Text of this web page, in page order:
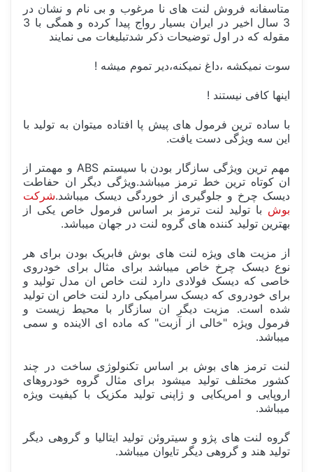
متاسفانه فروش لنت های نا مرغوب و بی نام و نشان در
3 سال اخیر در ایران بسیار رواج پیدا کرده و همگی با 3
مقوله که در اول توضیحات ذکر شدتبلیغات می نمایند
سوت نمیکشه ،داغ نمیکنه،دیر تموم میشه !
اینها کافی نیستند !
با ساده ترین فرمول های پیش پا افتاده میتوان به تولید با
این سه ویژگی دست یافت.
مهم ترین ویژگی سازگار بودن با سیستم ABS و مهمتر از
ان کوتاه ترین خط ترمز میباشد.ویژگی دیگر ان حفاطت
دیسک چرخ و جلوگیری از خوردگی دیسک میباشد.شرکت
بوش با تولید لنت ترمز بر اساس فرمول خاص یکی از
بهترین تولید کننده های گروه لنت در جهان میباشد.
از مزیت های ویژه لنت های بوش فابریک بودن برای هر
نوع دیسک چرخ خاص میباشد برای مثال برای خودروی
خاصی که دیسک فولادی دارد لنت خاص ان مدل تولید و
برای خودروی که دیسک سرامیکی دارد لنت خاص ان تولید
شده است. مزیت دیگر ان سازگار با محیط زیست و
فرمول ویژه "خالی از آزبت" که ماده ای الاینده و سمی
میباشد.
لنت ترمز های بوش بر اساس تکنولوژی ساخت در چند
کشور مختلف تولید میشود برای مثال گروه خودروهای
اروپایی و امریکایی و ژاپنی تولید مکزیک با کیفیت ویژه
میباشد.
گروه لنت های پژو و سیتروئن تولید ایتالیا و گروهی دیگر
تولید هند و گروهی دیگر تایوان میباشد.